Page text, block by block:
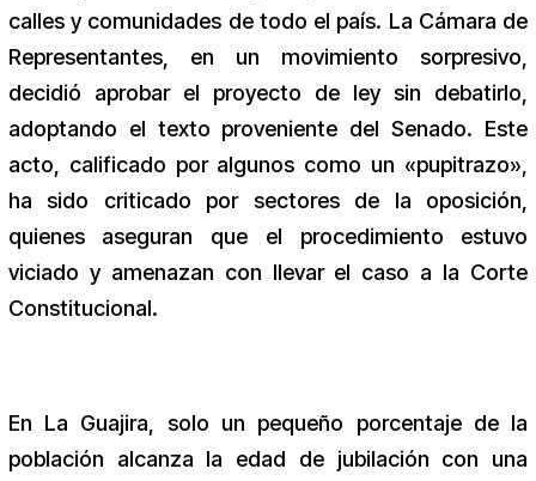
calles y comunidades de todo el país. La Cámara de
Representantes, en un movimiento sorpresivo,
decidió aprobar el proyecto de ley sin debatirlo,
adoptando el texto proveniente del Senado. Este
acto, calificado por algunos como un «pupitrazo»,
ha sido criticado por sectores de la oposición,
quienes aseguran que el procedimiento estuvo
viciado y amenazan con llevar el caso a la Corte
Constitucional.
En La Guajira, solo un pequeño porcentaje de la
población alcanza la edad de jubilación con una